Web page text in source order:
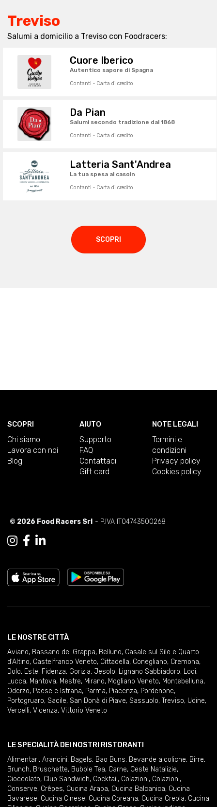
Treviso
Salumi a domicilio a Treviso con Foodracers:
Cuore Iberico
Autentico sapore di Spagna
Contanti · Carta di credito
Da Pian
Salumi secondo tradizione dal 1868
Contanti · Carta di credito
Latteria Sant'Andrea
La tua spesa al casoin
Contanti · Carta di credito
SCOPRI
SCOPRI
Chi siamo
Lavora con noi
Blog
AIUTO
Supporto
FAQ
Contattaci
Gift card
NOTE LEGALI
Termini e
condizioni
Privacy policy
Cookies policy
© 2026 Food Racers Srl - P.IVA IT04743500268
LE NOSTRE CITTÀ
Aviano, Bassano del Grappa, Belluno, Casale sul Sile e Quarto
d'Altino, Castelfranco Veneto, Cittadella, Conegliano, Cremona,
Dolo, Este, Fidenza, Gorizia, Jesolo, Lignano Sabbiadoro, Lodi,
Lucca, Mantova, Mestre, Mirano, Mogliano Veneto, Montebelluna,
Oderzo, Paese e Istrana, Parma, Piacenza, Pordenone,
Portogruaro, Sacile, San Donà di Piave, Sassuolo, Treviso, Udine,
Vercelli, Vicenza, Vittorio Veneto
LE SPECIALITÀ DEI NOSTRI RISTORANTI
Alimentari, Arancini, Bagels, Bao Buns, Bevande alcoliche, Birre,
Brunch, Bruschette, Bubble Tea, Carne, Ceste Natalizie,
Cioccolato, Club Sandwich, Cocktail , Colazioni, Colazioni,
Conserve, Crêpes, Cucina Araba, Cucina Balcanica, Cucina
Bavarese, Cucina Cinese, Cucina Coreana, Cucina Creola, Cucina